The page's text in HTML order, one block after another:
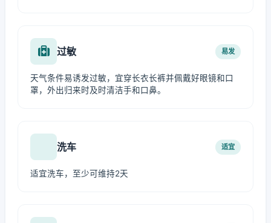
过敏 易发
天气条件易诱发过敏，宜穿长衣长裤并佩戴好眼镜和口
罩，外出归来时及时清洁手和口鼻。
洗车 适宜
适宜洗车，至少可维持2天